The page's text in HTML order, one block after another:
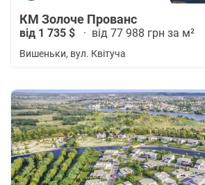
КМ Золоче Прованс
від 1 735 $ · від 77 988 грн за м²
Вишеньки, вул. Квітуча